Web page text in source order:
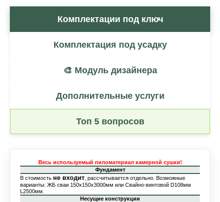
Комплектации под ключ
Комплектация под усадку
🎨 Модуль дизайнера
Дополнительные услуги
Топ 5 вопросов
Весь используемый пиломатериал камерной сушки!
Фундамент
В стоимость не входит , рассчитывается отдельно. Возможные
варианты: ЖБ сваи 150х150х3000мм или Свайно-винтовой D108мм
L2500мм.
Несущие конструкции